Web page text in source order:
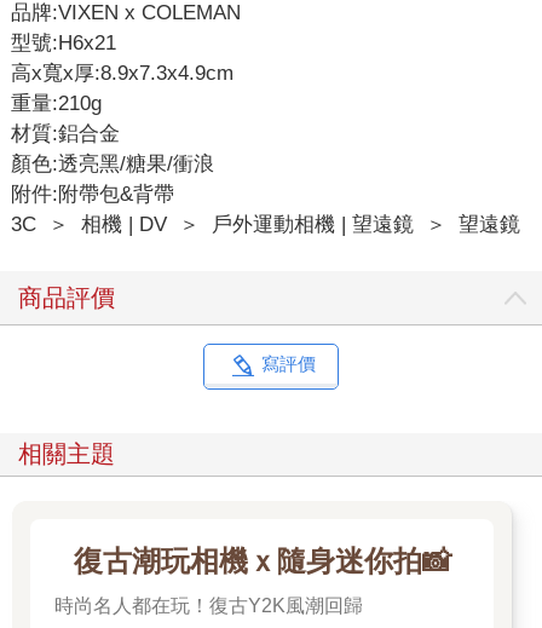
品牌:VIXEN x COLEMAN
型號:H6x21
高x寬x厚:8.9x7.3x4.9cm
重量:210g
材質:鋁合金
顏色:透亮黑/糖果/衝浪
附件:附帶包&背帶
3C
＞ 相機 | DV ＞ 戶外運動相機 | 望遠鏡 ＞ 望遠鏡
商品評價
寫評價
相關主題
復古潮玩相機ｘ隨身迷你拍📸
時尚名人都在玩！復古Y2K風潮回歸